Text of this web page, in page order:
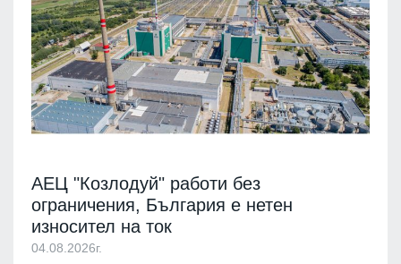
АЕЦ "Козлодуй" работи без
ограничения, България е нетен
износител на ток
04.08.2026г.